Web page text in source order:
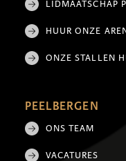
LIDMAATSCHAP
HUUR ONZE
ONZE STALLEN
PEELBERGEN
ONS TEAM
VACATURES